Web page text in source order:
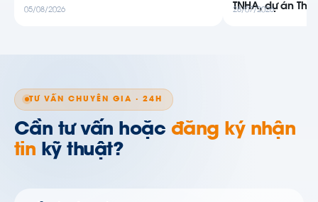
05/08/2026
TNHA, dự án
28/07/2026
TƯ VẤN CHUYÊN GIA · 24H
Cần tư vấn hoặc đăng ký nhận
tin kỹ thuật?